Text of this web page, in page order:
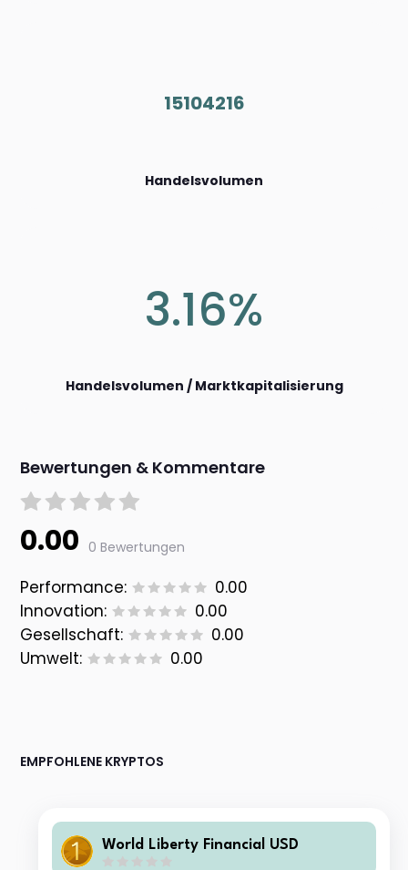
15104216
Handelsvolumen
3.16%
Handelsvolumen / Marktkapitalisierung
Bewertungen & Kommentare
0.00 0 Bewertungen
Performance:
0.00
Innovation:
0.00
Gesellschaft:
0.00
Umwelt:
0.00
EMPFOHLENE KRYPTOS
World Liberty Financial USD